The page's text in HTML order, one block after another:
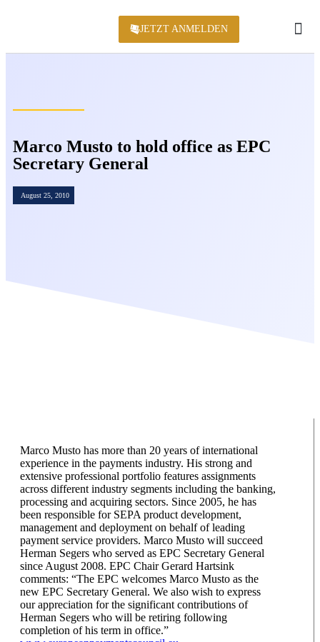
JETZT ANMELDEN
Marco Musto to hold office as EPC
Secretary General
August 25, 2010
Marco Musto has more than 20 years of international
experience in the payments industry. His strong and
extensive professional portfolio features assignments
across different industry segments including the banking,
processing and acquiring sectors. Since 2005, he has
been responsible for SEPA product development,
management and deployment on behalf of leading
payment service providers. Marco Musto will succeed
Herman Segers who served as EPC Secretary General
since August 2008. EPC Chair Gerard Hartsink
comments: “The EPC welcomes Marco Musto as the
new EPC Secretary General. We also wish to express
our appreciation for the significant contributions of
Herman Segers who will be retiring following
completion of his term in office.”